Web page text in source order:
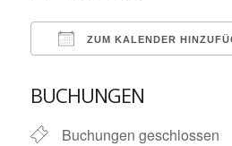
ZUM KALENDER
BUCHUNGEN
Buchungen geschlossen